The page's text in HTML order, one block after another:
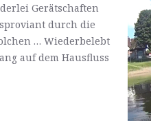
Gerätschaften
durch die
… Wiederbelebt
auf dem Hausfluss